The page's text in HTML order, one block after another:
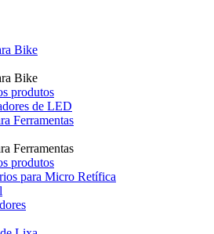
Bike
Bike
produtos
de LED
Ferramentas
Ferramentas
produtos
para Micro Retífica